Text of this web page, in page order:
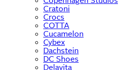
Cratoni
Crocs
COTTA
Cucamelon
Cybex
Dachstein
DC Shoes
Delavita